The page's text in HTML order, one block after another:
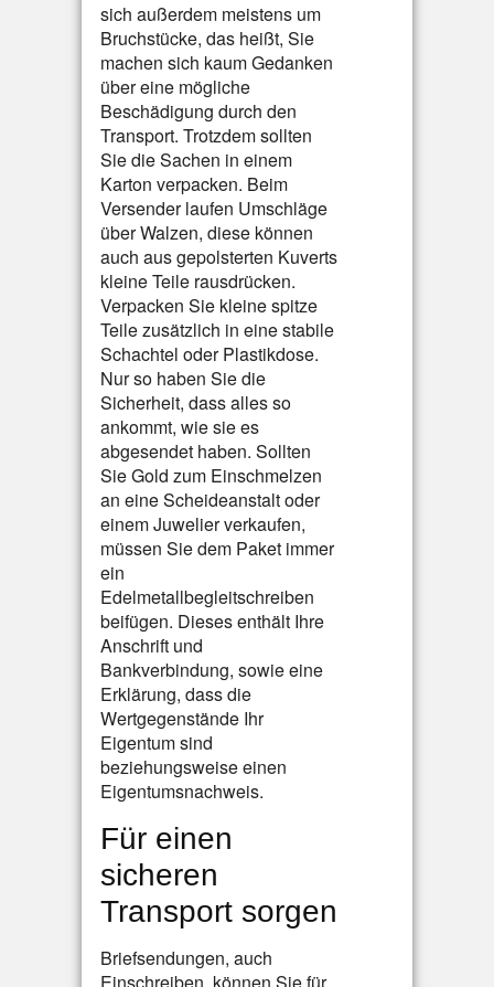
sich außerdem meistens um
Bruchstücke, das heißt, Sie
machen sich kaum Gedanken
über eine mögliche
Beschädigung durch den
Transport. Trotzdem sollten
Sie die Sachen in einem
Karton verpacken. Beim
Versender laufen Umschläge
über Walzen, diese können
auch aus gepolsterten Kuverts
kleine Teile rausdrücken.
Verpacken Sie kleine spitze
Teile zusätzlich in eine stabile
Schachtel oder Plastikdose.
Nur so haben Sie die
Sicherheit, dass alles so
ankommt, wie sie es
abgesendet haben. Sollten
Sie Gold zum Einschmelzen
an eine Scheideanstalt oder
einem Juwelier verkaufen,
müssen Sie dem Paket immer
ein
Edelmetallbegleitschreiben
beifügen. Dieses enthält Ihre
Anschrift und
Bankverbindung, sowie eine
Erklärung, dass die
Wertgegenstände Ihr
Eigentum sind
beziehungsweise einen
Eigentumsnachweis.
Für einen
sicheren
Transport sorgen
Briefsendungen, auch